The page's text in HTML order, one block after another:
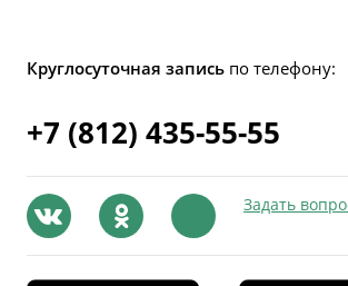
Круглосуточная запись по телефону:
+7 (812) 435-55-55
Задать